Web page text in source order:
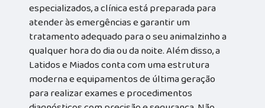
especializados, a clínica está preparada para
atender às emergências e garantir um
tratamento adequado para o seu animalzinho a
qualquer hora do dia ou da noite. Além disso, a
Latidos e Miados conta com uma estrutura
moderna e equipamentos de última geração
para realizar exames e procedimentos